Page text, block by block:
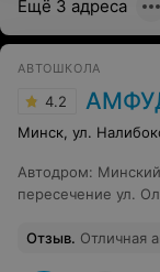
Ещё 3 адреса
АВТОШКОЛА
4.2
Минск, ул.
Автодром:
пересечение ул.
Отзыв. Отличная